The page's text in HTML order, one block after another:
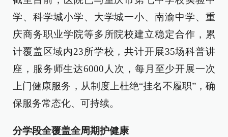
学、科学城小学、大学城一小、南渝中学、重
庆商务职业学院等多所院校建立稳定合作，累
计覆盖区域内23所学校，共计开展35场科普讲
座，服务师生达6000人次，每月至少开展一次
上门健康服务，从制度上杜绝“挂名不履职”，确
保服务常态化、可持续。
分学段全覆盖全周期护健康